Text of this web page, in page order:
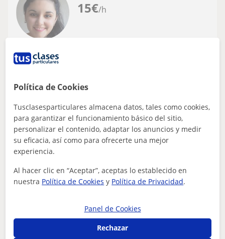
15€/h
Santiago De Compostela
Guitarra
soy una profesional dedicada a mis
Estaré impartiendo un método de aprendizaje de fácil
aplicación, donde él estudiante notará en pocas clases el
desarrollo de sus conocimien...
ver más Contactar
Esteban
Política de Cookies
Tusclasesparticulares almacena datos, tales como cookies,
para garantizar el funcionamiento básico del sitio,
personalizar el contenido, adaptar los anuncios y medir
su eficacia, así como para ofrecerte una mejor
experiencia.
Al hacer clic en “Aceptar”, aceptas lo establecido en
nuestra Política de Cookies y Política de Privacidad.
Panel de Cookies
Rechazar